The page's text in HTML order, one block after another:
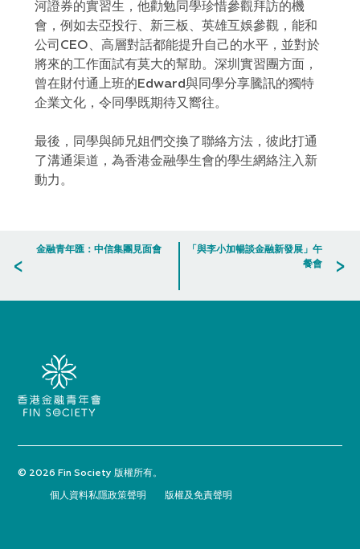
河證券的實習生，他勸勉同學珍惜參觀拜訪的機
會，例如去亞投行、新三板、英雄互娛參觀，能和
公司CEO、高層對話都能提升自己的水平，並對於
將來的工作面試有莫大的幫助。深圳實習團方面，
曾在財付通上班的Edward與同學分享騰訊的獨特
企業文化，令同學既期待又嚮往。
最後，同學與師兄姐們交換了聯絡方法，彼此打通
了溝通渠道，為香港金融學生會的學生網絡注入新
動力。
金融青年匯：中信集團見面會
「與李小加暢談金融新發展」午
餐會
© 2026 Fin Society 版權所有。
個人資料私隱政策聲明 版權及免責聲明